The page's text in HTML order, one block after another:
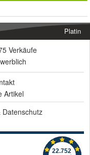
Platin
Verkäufe
Artikel
Datenschutz